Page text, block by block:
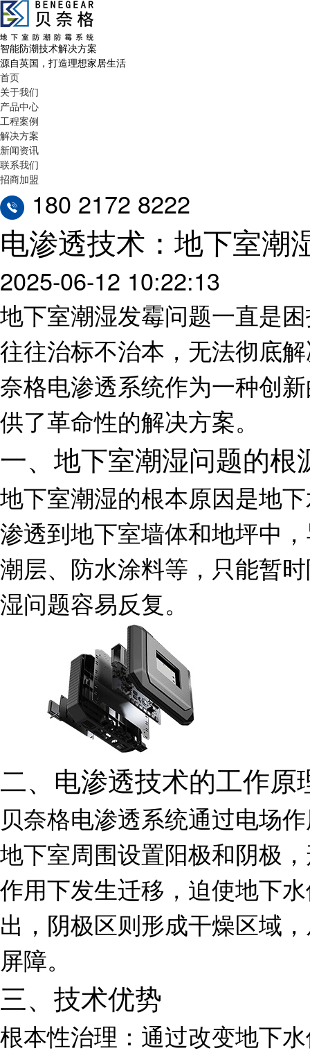
智能防潮技术解决方案
源自英国，打造理想家居生活
首页
关于我们
产品中心
工程案例
解决方案
新闻资讯
联系我们
招商加盟
180 2172 8222
电渗透技术：地下室潮
2025-06-12 10:22:13
地下室潮湿发霉问题一直是
往往治标不治本，无法彻底
奈格电渗透系统作为一种创
供了革命性的解决方案。
一、地下室潮湿问题的根
地下室潮湿的根本原因是地
渗透到地下室墙体和地坪中
潮层、防水涂料等，只能暂
湿问题容易反复。
二、电渗透技术的工作原
贝奈格电渗透系统通过电场
地下室周围设置阳极和阴极
作用下发生迁移，迫使地下
出，阴极区则形成干燥区域
屏障。
三、技术优势
根本性治理：通过改变地下